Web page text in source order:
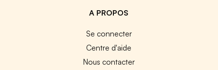
A PROPOS
Se connecter
Centre d'aide
Nous contacter